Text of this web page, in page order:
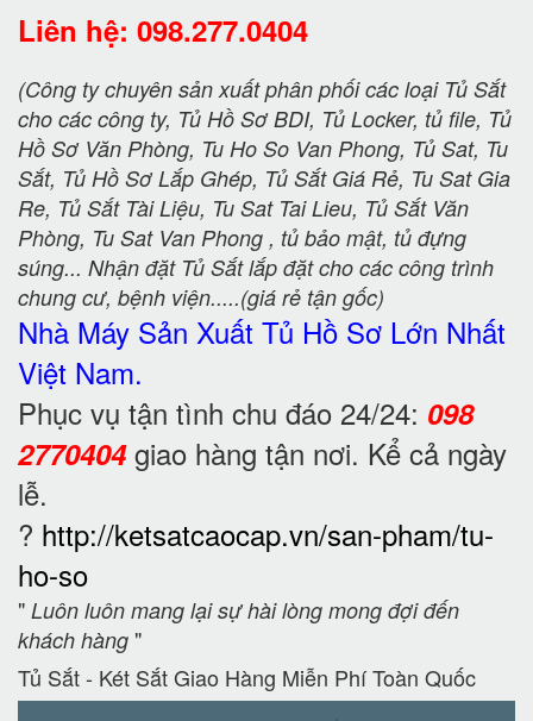
Liên hệ: 098.277.0404
(Công ty chuyên sản xuất phân phối các loại Tủ Sắt
cho các công ty, Tủ Hồ Sơ BDI, Tủ Locker, tủ file, Tủ
Hồ Sơ Văn Phòng, Tu Ho So Van Phong, Tủ Sat, Tu
Sắt, Tủ Hồ Sơ Lắp Ghép, Tủ Sắt Giá Rẻ, Tu Sat Gia
Re, Tủ Sắt Tài Liệu, Tu Sat Tai Lieu, Tủ Sắt Văn
Phòng, Tu Sat Van Phong , tủ bảo mật, tủ đựng
súng... Nhận đặt Tủ Sắt lắp đặt cho các công trình
chung cư, bệnh viện.....(giá rẻ tận gốc)
Nhà Máy Sản Xuất Tủ Hồ Sơ Lớn Nhất
Việt Nam.
Phục vụ tận tình chu đáo 24/24: 098
2770404giao hàng tận nơi. Kể cả ngày
lễ.
? http://ketsatcaocap.vn/san-pham/tu-
ho-so
" Luôn luôn mang lại sự hài lòng mong đợi đến
khách hàng "
Tủ Sắt - Két Sắt Giao Hàng Miễn Phí Toàn Quốc